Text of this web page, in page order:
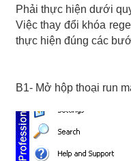
Phải thực hiện dưới
Việc thay đổi khóa
thực hiện đúng các
B1- Mở hộp thoại run